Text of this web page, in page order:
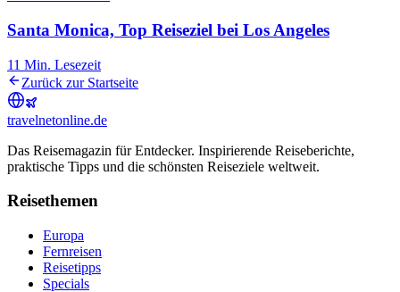
Santa Monica, Top Reiseziel bei Los Angeles
11 Min. Lesezeit
Zurück zur Startseite
travelnetonline.de
Das Reisemagazin für Entdecker. Inspirierende Reiseberichte,
praktische Tipps und die schönsten Reiseziele weltweit.
Reisethemen
Europa
Fernreisen
Reisetipps
Specials